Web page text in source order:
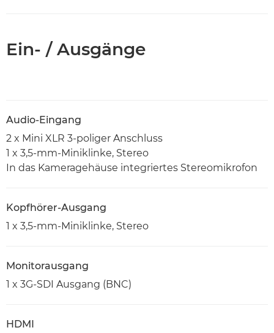
Ein- / Ausgänge
Audio-Eingang
2 x Mini XLR 3-poliger Anschluss
1 x 3,5-mm-Miniklinke, Stereo
In das Kameragehäuse integriertes Stereomikrofon
Kopfhörer-Ausgang
1 x 3,5-mm-Miniklinke, Stereo
Monitorausgang
1 x 3G-SDI Ausgang (BNC)
HDMI